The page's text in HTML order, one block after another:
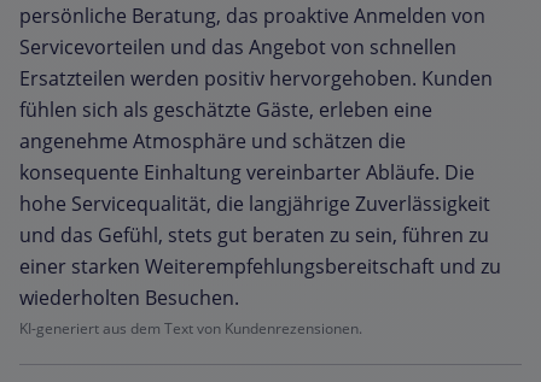
persönliche Beratung, das proaktive Anmelden von
Servicevorteilen und das Angebot von schnellen
Ersatzteilen werden positiv hervorgehoben. Kunden
fühlen sich als geschätzte Gäste, erleben eine
angenehme Atmosphäre und schätzen die
konsequente Einhaltung vereinbarter Abläufe. Die
hohe Servicequalität, die langjährige Zuverlässigkeit
und das Gefühl, stets gut beraten zu sein, führen zu
einer starken Weiterempfehlungsbereitschaft und zu
wiederholten Besuchen.
KI-generiert aus dem Text von Kundenrezensionen.